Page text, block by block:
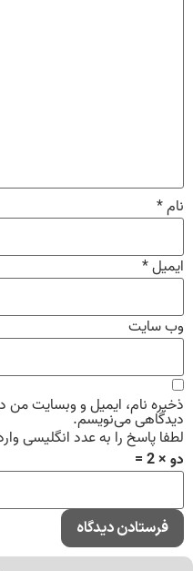
نام*
ایمیل*
وب‌ سایت
ذخیره نام، ایمیل و وبسایت من
دیدگاهی می‌نویسم.
لطفا پاسخ را به عدد انگلیسی
دو × 2 =